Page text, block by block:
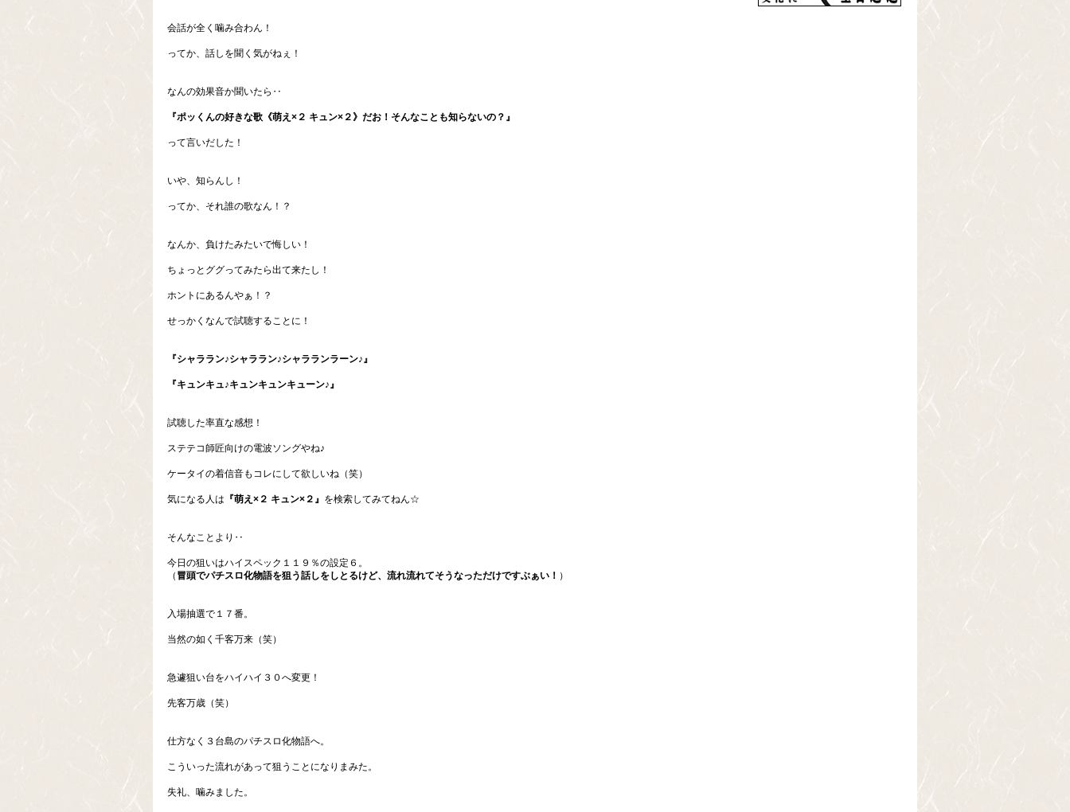
会話が全く噛み合わん！
ってか、話しを聞く気がねぇ！
なんの効果音か聞いたら‥
『ポッくんの好きな歌《萌え×２ キュン×２》だお！そんなことも知らないの？』
って言いだした！
いや、知らんし！
ってか、それ誰の歌なん！？
なんか、負けたみたいで悔しい！
ちょっとググってみたら出て来たし！
ホントにあるんやぁ！？
せっかくなんで試聴することに！
『シャララン♪シャララン♪シャラランラーン♪』
『キュンキュ♪キュンキュンキューン♪』
試聴した率直な感想！
ステテコ師匠向けの電波ソングやね♪
ケータイの着信音もコレにして欲しいね（笑）
気になる人は 『萌え×２ キュン×２』 を検索してみてねん☆
そんなことより‥
今日の狙いはハイスペック１１９％の設定６。
（ 冒頭でパチスロ化物語を狙う話しをしとるけど、流れ流れてそうなっただけですぶぁい！ ）
入場抽選で１７番。
当然の如く千客万来（笑）
急遽狙い台をハイハイ３０へ変更！
先客万歳（笑）
仕方なく３台島のパチスロ化物語へ。
こういった流れがあって狙うことになりまみた。
失礼、噛みました。